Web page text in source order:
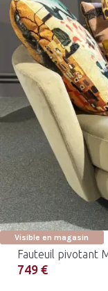
Visible en magasin
Fauteuil pivotant
749 €